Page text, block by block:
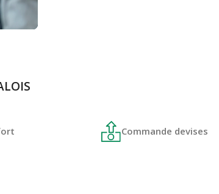
Commande devises